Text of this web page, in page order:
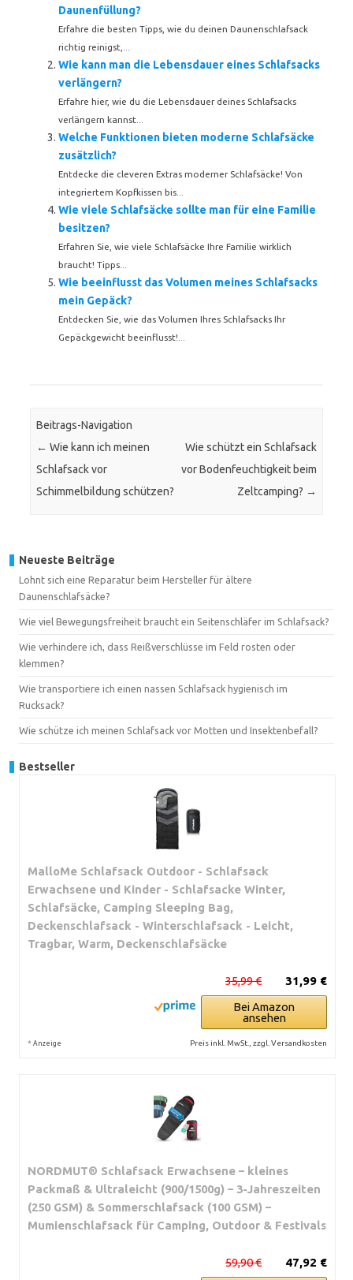
Daunenfüllung?
Erfahre die besten Tipps, wie du deinen Daunenschlafsack
richtig reinigst,...
Wie kann man die Lebensdauer eines Schlafsacks
verlängern?
Erfahre hier, wie du die Lebensdauer deines Schlafsacks
verlängern kannst...
Welche Funktionen bieten moderne Schlafsäcke
zusätzlich?
Entdecke die cleveren Extras moderner Schlafsäcke! Von
integriertem Kopfkissen bis...
Wie viele Schlafsäcke sollte man für eine Familie
besitzen?
Erfahren Sie, wie viele Schlafsäcke Ihre Familie wirklich
braucht! Tipps...
Wie beeinflusst das Volumen meines Schlafsacks
mein Gepäck?
Entdecken Sie, wie das Volumen Ihres Schlafsacks Ihr
Gepäckgewicht beeinflusst!...
Beitrags-Navigation
← Wie kann ich meinen
Schlafsack vor
Schimmelbildung schützen?
Wie schützt ein Schlafsack
vor Bodenfeuchtigkeit beim
Zeltcamping? →
Neueste Beiträge
Lohnt sich eine Reparatur beim Hersteller für ältere
Daunenschlafsäcke?
Wie viel Bewegungsfreiheit braucht ein Seitenschläfer im Schlafsack?
Wie verhindere ich, dass Reißverschlüsse im Feld rosten oder
klemmen?
Wie transportiere ich einen nassen Schlafsack hygienisch im
Rucksack?
Wie schütze ich meinen Schlafsack vor Motten und Insektenbefall?
Bestseller
MalloMe Schlafsack Outdoor - Schlafsack
Erwachsene und Kinder - Schlafsacke Winter,
Schlafsäcke, Camping Sleeping Bag,
Deckenschlafsack - Winterschlafsack - Leicht,
Tragbar, Warm, Deckenschlafsäcke
31,99 €
35,99 €
Bei Amazon
ansehen
* Anzeige Preis inkl. MwSt., zzgl. Versandkosten
NORDMUT® Schlafsack Erwachsene – kleines
Packmaß & Ultraleicht (900/1500g) – 3-Jahreszeiten
(250 GSM) & Sommerschlafsack (100 GSM) –
Mumienschlafsack für Camping, Outdoor & Festivals
47,92 €
59,90 €